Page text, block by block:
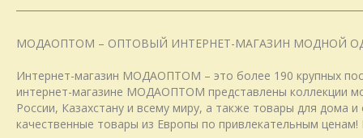
МОДАОПТОМ – ОПТОВЫЙ ИНТЕРНЕТ-МАГАЗИН МОДНОЙ
Интернет-магазин МОДАОПТОМ – это более 190 крупных
интернет-магазине МОДАОПТОМ представлены коллекции
России, Казахстану и всему миру, а также товары для дома
качественные товары из Европы по привлекательным